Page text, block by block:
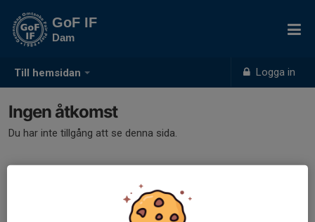
Till hemsidan Logga in
GoF IF
Dam
Ingen åtkomst
Du har inte tillgång att se denna sida.